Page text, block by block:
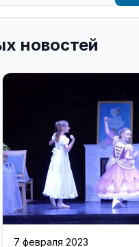
новостей
7 февраля 2023